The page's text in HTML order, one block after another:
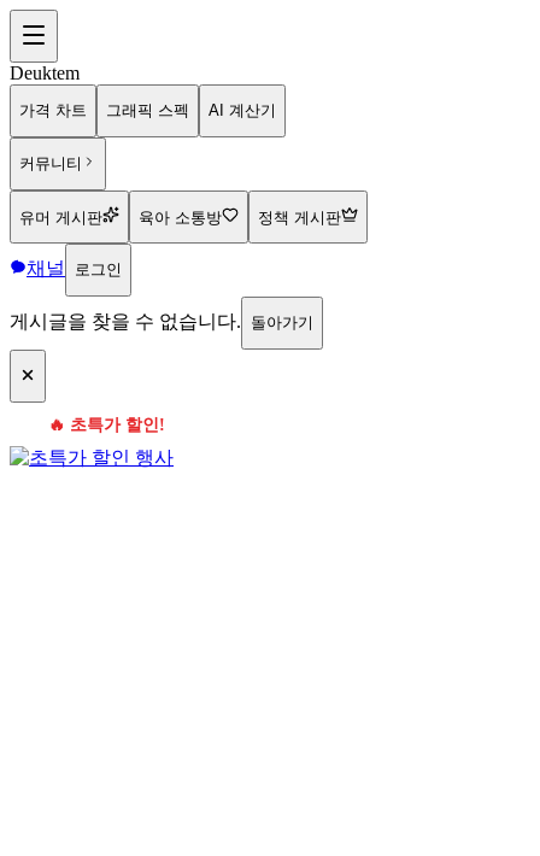
Deuktem
가격 차트 그래픽 스펙 AI 계산기
커뮤니티
유머 게시판 육아 소통방 정책 게시판
채널 로그인
게시글을 찾을 수 없습니다. 돌아가기
🔥 초특가 할인!